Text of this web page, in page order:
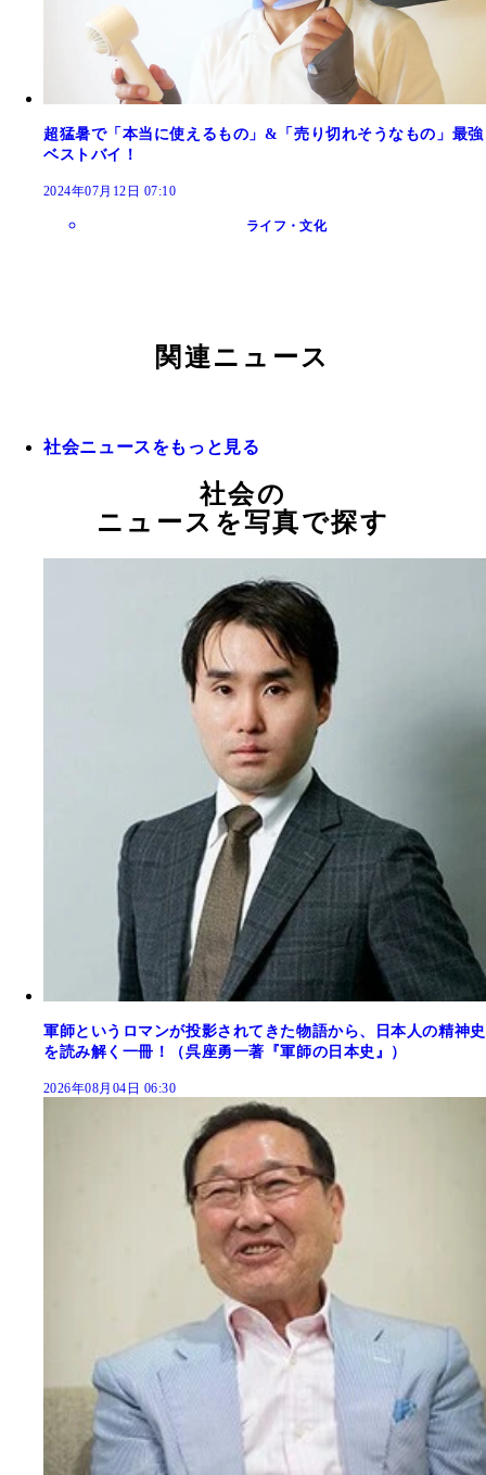
超猛暑で「本当に使えるもの」&「売り切れそうなもの」最強
ベストバイ！
2024年07月12日 07:10
ライフ・文化
関連ニュース
社会ニュースをもっと見る
社会の
ニュースを写真で探す
軍師というロマンが投影されてきた物語から、日本人の精神史
を読み解く一冊！（呉座勇一著『軍師の日本史』）
2026年08月04日 06:30